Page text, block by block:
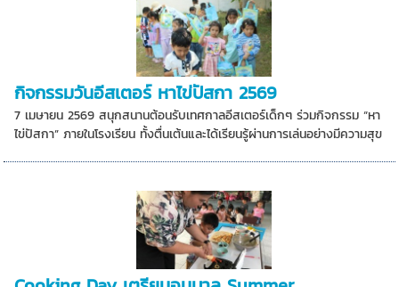
กิจกรรมวันอีสเตอร์ หาไข่ปัสกา 2569
7 เมษายน 2569 สนุกสนานต้อนรับเทศกาลอีสเตอร์เด็กๆ ร่วมกิจกรรม “หา
ไข่ปัสกา” ภายในโรงเรียน ทั้งตื่นเต้นและได้เรียนรู้ผ่านการเล่นอย่างมีความสุข